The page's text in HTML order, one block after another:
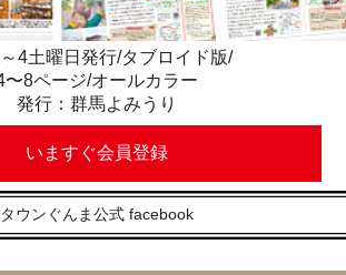
4土曜日発行/タブロイド版/
〜8ページ/オールカラー
発行：群馬よみうり
いますぐ会員登録
タウンぐんま公式 facebook